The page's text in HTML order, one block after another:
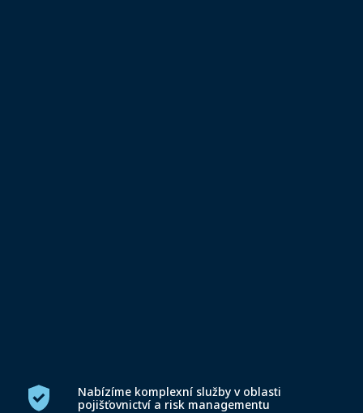
Nabízíme komplexní služby v oblasti
pojišťovnictví a risk managementu